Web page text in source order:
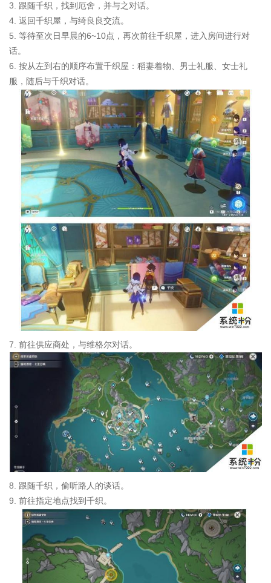
3. 跟随千织，找到厄舍，并与之对话。
4. 返回千织屋，与绮良良交流。
5. 等待至次日早晨的6~10点，再次前往千织屋，进入房间进行对
话。
6. 按从左到右的顺序布置千织屋：稻妻着物、男士礼服、女士礼
服，随后与千织对话。
7. 前往供应商处，与维格尔对话。
8. 跟随千织，偷听路人的谈话。
9. 前往指定地点找到千织。